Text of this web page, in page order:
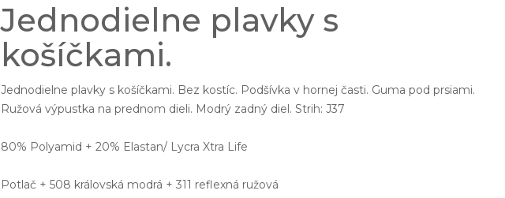
Jednodielne plavky s
košíčkami.
Jednodielne plavky s košíčkami. Bez kostíc. Podšívka v hornej časti. Guma pod prsiami.
Ružová výpustka na prednom dieli. Modrý zadný diel. Strih: J37
80% Polyamid + 20% Elastan/ Lycra Xtra Life
Potlač + 508 královská modrá + 311 reflexná ružová